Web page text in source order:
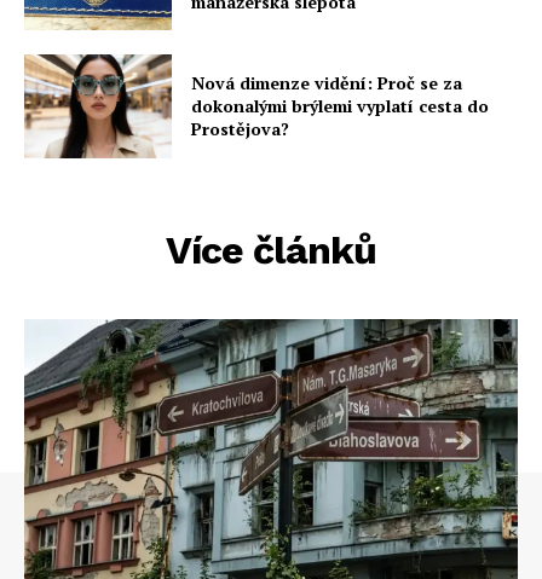
Nová dimenze vidění: Proč se za
dokonalými brýlemi vyplatí cesta do
Prostějova?
Více článků